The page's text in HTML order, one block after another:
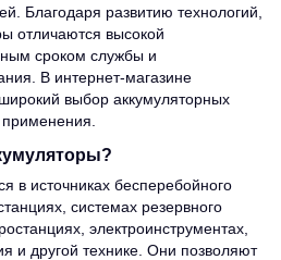
Благодаря развитию технологий,
отличаются высокой
сроком службы и
В интернет-магазине
выбор аккумуляторных
в источниках бесперебойного
системах резервного
электроинструментах,
и другой технике. Они позволяют